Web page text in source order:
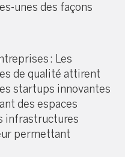
unes des façons
: Les
de qualité attirent
startups innovantes
des espaces
infrastructures
permettant